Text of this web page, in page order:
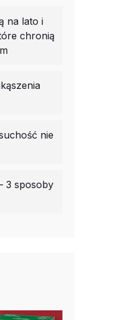
na lato i
chronią
nie
3 sposoby